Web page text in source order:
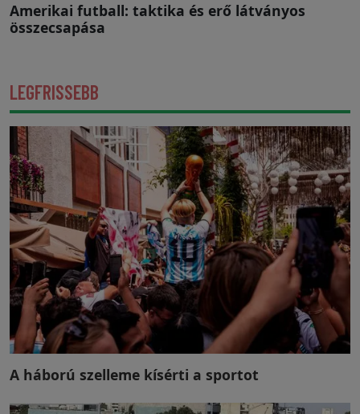
Amerikai futball: taktika és erő látványos
összecsapása
LEGFRISSEBB
A háború szelleme kísérti a sportot